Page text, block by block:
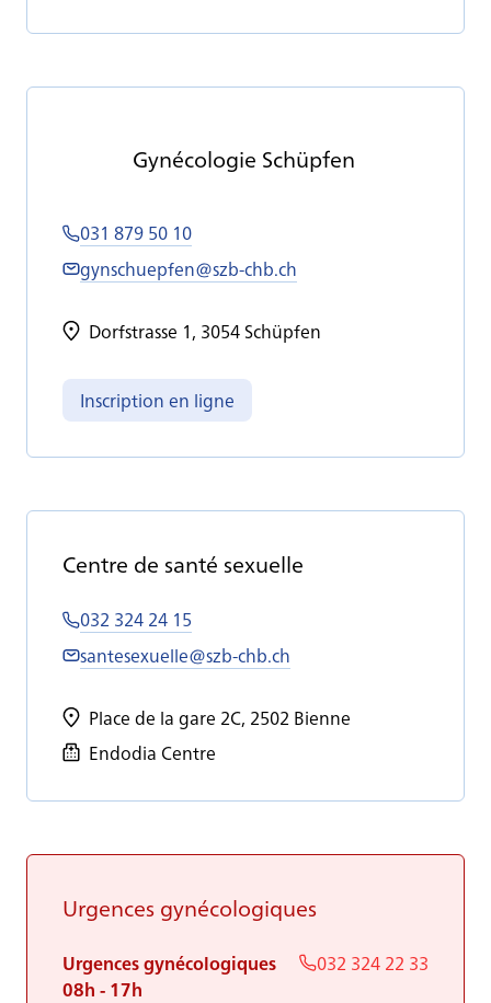
Gy­né­co­lo­gie Schüp­fen
031 879 50 10
gynschuepfen@szb-chb.ch
Dorfstrasse 1, 3054 Schüpfen
Inscription en ligne
Centre de santé sexuelle
032 324 24 15
santesexuelle@szb-chb.ch
Place de la gare 2C, 2502 Bienne
Endodia Centre
Ur­gences gy­né­co­lo­giques
Urgences gynécologiques
08h - 17h
032 324 22 33